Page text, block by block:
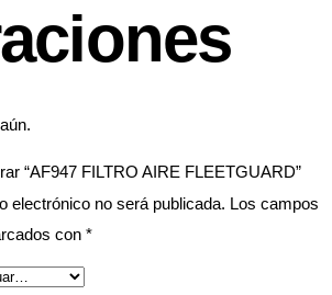
“AF947 FILTRO AIRE FLEETGUARD”
electrónico no será publicada. Los campos
con *